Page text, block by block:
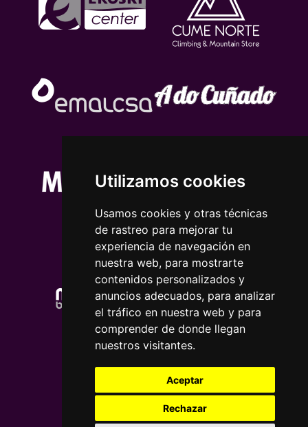
Utilizamos cookies
Usamos cookies y otras técnicas
de rastreo para mejorar tu
experiencia de navegación en
nuestra web, para mostrarte
contenidos personalizados y
anuncios adecuados, para analizar
el tráfico en nuestra web y para
comprender de donde llegan
nuestros visitantes.
Aceptar
Rechazar